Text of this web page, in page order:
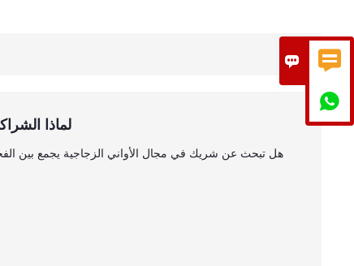
 

لماذا
هل تبحث عن شريك في مجال الأواني الزجاجية يجمع بين